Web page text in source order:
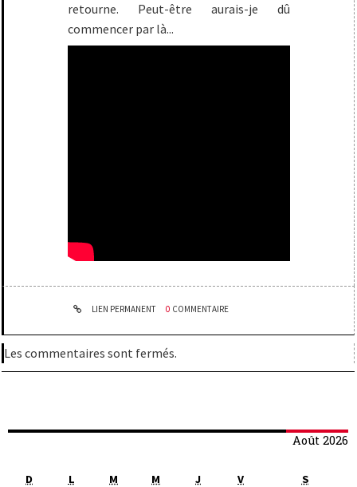
Août 2026
D L M M J V S
retourne. Peut-être aurais-je dû
commencer par là...
LIEN PERMANENT 0 COMMENTAIRE
Les commentaires sont fermés.